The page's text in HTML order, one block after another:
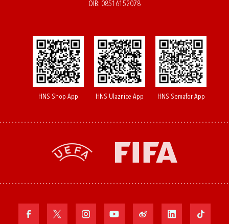
OIB: 08516152078
HNS Shop App HNS Ulaznice App HNS Semafor App